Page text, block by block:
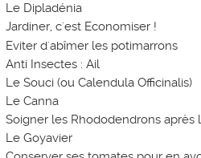
Le Dipladénia
Jardiner, c'est Economiser !
Eviter d'abîmer les potimarrons
Anti Insectes : Ail
Le Souci (ou Calendula Officinalis)
Le Canna
Soigner les Rhododendrons après
Le Goyavier